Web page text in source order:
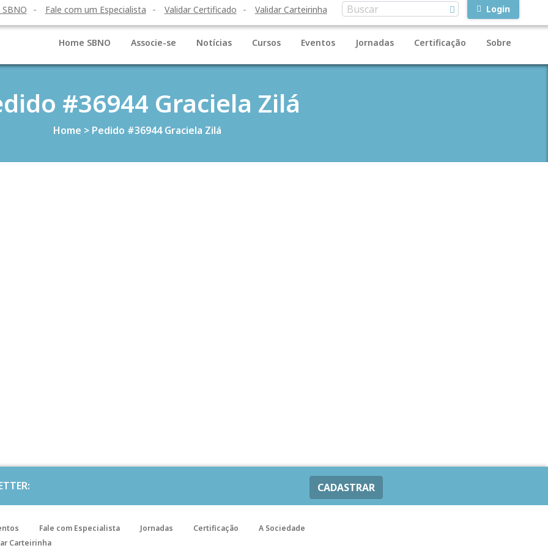
Fale com um Especialista Validar Certificado Validar Carteirinha Login
Home SBNO Associe-se Notícias Cursos Eventos Jornadas Certificação Sobre
#36944 Graciela Zilá
Home > Pedido #36944 Graciela Zilá
CADASTRAR
Fale com Especialista Jornadas Certificação
A Sociedade
Carteirinha